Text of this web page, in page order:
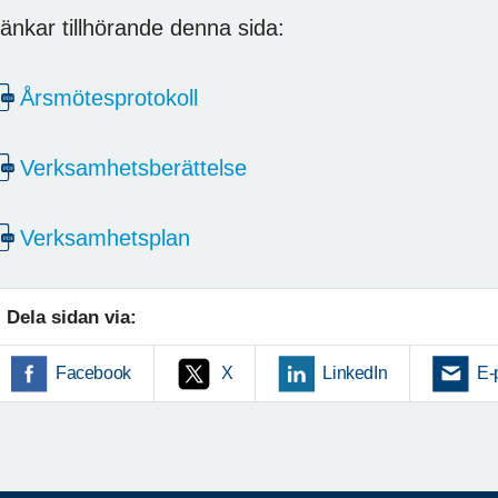
tillhörande denna sida:
Årsmötesprotokoll
Verksamhetsberättelse
Verksamhetsplan
Dela sidan via:
Facebook X LinkedIn